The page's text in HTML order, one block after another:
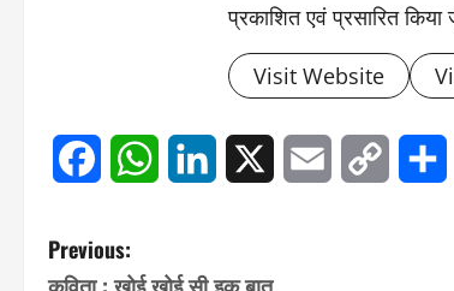
प्रकाशित एवं प्रसारित किया
Visit Website
FacebookWhatsAppLinkedIn Email
Copy
P
Previous:
कविता : खोई खोई सी इक बात